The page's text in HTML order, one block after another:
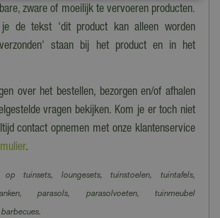
zware of moeilijk te vervoeren producten.
de tekst 'dit product kan alleen worden
staan bij het product en in het
over het bestellen, bezorgen en/of afhalen
vragen bekijken. Kom je er toch niet
contact opnemen met onze klantenservice
.
tuinsets, loungesets, tuinstoelen, tuintafels,
parasols, parasolvoeten, tuinmeubel